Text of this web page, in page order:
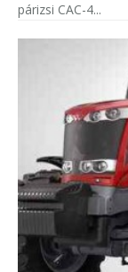
párizsi CAC-4...